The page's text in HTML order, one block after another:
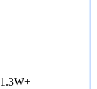
1.3W+